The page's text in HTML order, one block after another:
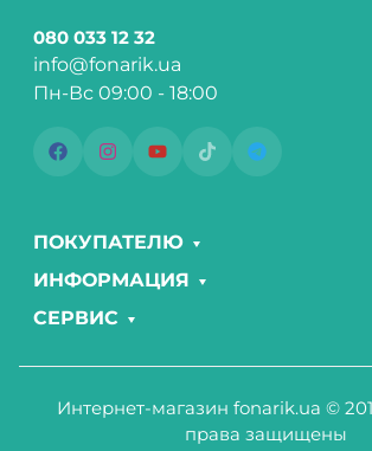
080 033 12 32
info@fonarik.ua
Пн-Вс 09:00 - 18:00
ПОКУПАТЕЛЮ
ИНФОРМАЦИЯ
СЕРВИС
Интернет-магазин fonarik.ua ©
права защищены